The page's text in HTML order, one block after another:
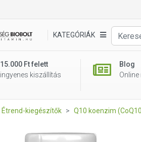
KATEGÓRIÁK
15.000 Ft felett
ingyenes kiszállítás
Blog
Étrend-kiegészítők Q10 koenzim